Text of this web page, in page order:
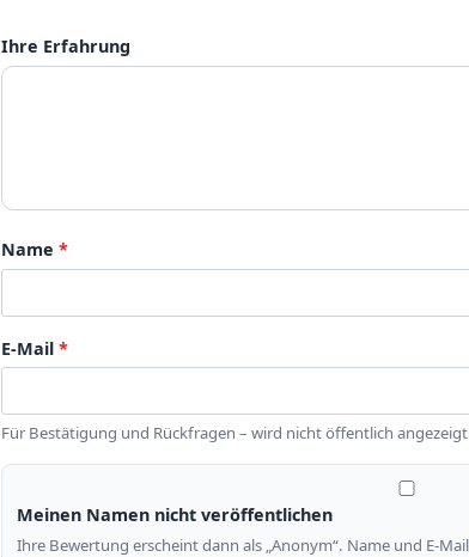
Ihre Erfahrung
Name *
E-Mail *
Für Bestätigung und Rückfragen – wird nicht öffentlich
Meinen Namen nicht veröffentlichen
Ihre Bewertung erscheint dann als „Anonym“. Name und E-